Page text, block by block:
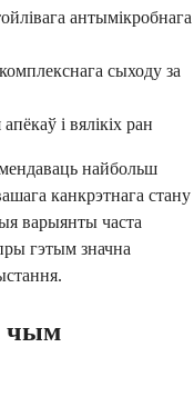
антымікробнага
сыходу за
і вялікіх ран
найбольш
канкрэтнага стану
варыянты часта
гэтым значна
чым